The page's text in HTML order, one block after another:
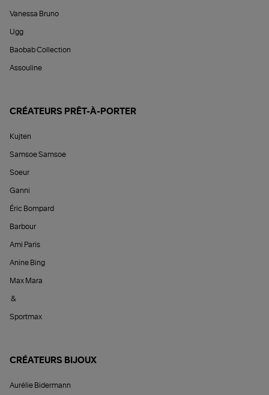
Vanessa Bruno
Ugg
Baobab Collection
Assouline
CRÉATEURS PRÊT-À-PORTER
Kujten
Samsoe Samsoe
Soeur
Ganni
Éric Bompard
Barbour
Ami Paris
Anine Bing
Max Mara
&
Sportmax
CRÉATEURS BIJOUX
Aurélie Bidermann